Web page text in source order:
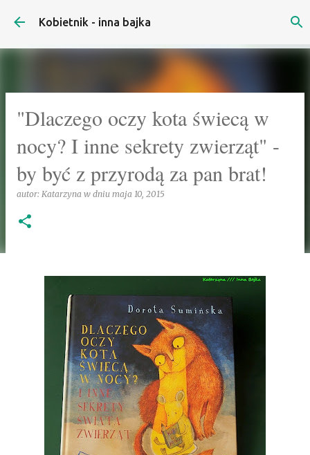
Przejdź do głównej zawartości
Kobietnik - inna bajka
"Dlaczego oczy kota świecą w
nocy? I inne sekrety zwierząt" -
by być z przyrodą za pan brat!
autor: Katarzyna w dniu maja 10, 2015